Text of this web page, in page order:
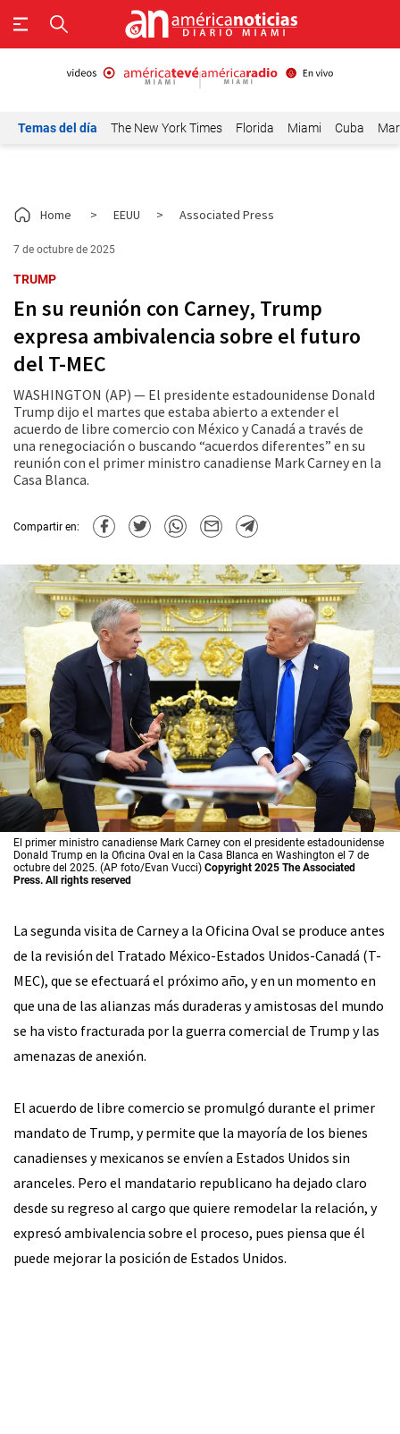
Temas del día The New York Times Florida Miami Cuba
Home > EEUU > Associated Press
7 de octubre de 2025
TRUMP
En su reunión con Carney, Trump
expresa ambivalencia sobre el futuro
del T-MEC
WASHINGTON (AP) — El presidente estadounidense Donald
Trump dijo el martes que estaba abierto a extender el
acuerdo de libre comercio con México y Canadá a través de
una renegociación o buscando “acuerdos diferentes” en su
reunión con el primer ministro canadiense Mark Carney en la
Casa Blanca.
Compartir en:
El primer ministro canadiense Mark Carney con el presidente estadounidense
Donald Trump en la Oficina Oval en la Casa Blanca en Washington el 7 de
octubre del 2025. (AP foto/Evan Vucci) Copyright 2025 The Associated
Press. All rights reserved
La segunda visita de Carney a la Oficina Oval se produce antes
de la revisión del Tratado México-Estados Unidos-Canadá (T-
MEC), que se efectuará el próximo año, y en un momento en
que una de las alianzas más duraderas y amistosas del mundo
se ha visto fracturada por la guerra comercial de Trump y las
amenazas de anexión.
El acuerdo de libre comercio se promulgó durante el primer
mandato de Trump, y permite que la mayoría de los bienes
canadienses y mexicanos se envíen a Estados Unidos sin
aranceles. Pero el mandatario republicano ha dejado claro
desde su regreso al cargo que quiere remodelar la relación, y
expresó ambivalencia sobre el proceso, pues piensa que él
puede mejorar la posición de Estados Unidos.